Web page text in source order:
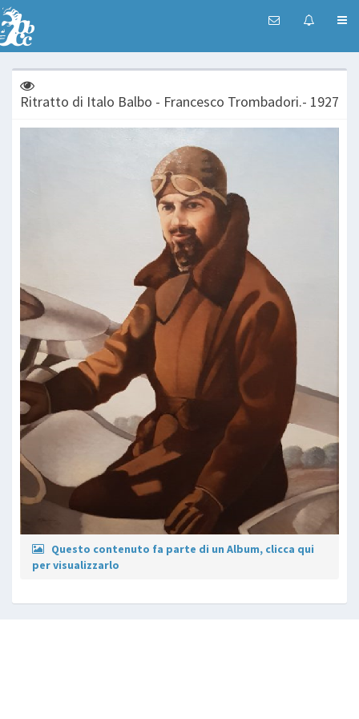
Ritratto di Italo Balbo - Francesco Trombadori.- 1927
Questo contenuto fa parte di un Album, clicca qui
per visualizzarlo